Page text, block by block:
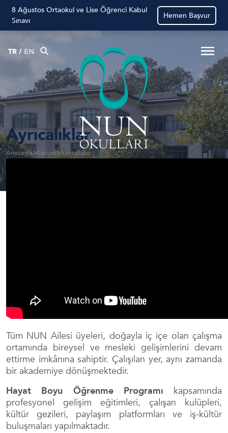
8 Ağustos Ortaokul ve Lise Öğrenci Kabul
Sınavı
Hemen Başvur
TR/ EN
Anasayfa Kariyer Ayrıcalıklar
Ayrıcalıklar
Tüm NUN Ailesi üyeleri, doğayla iç içe olan çalışma
ortamında bireysel ve mesleki gelişimlerini devam
ettirme imkânına sahiptir. Çalışılan yer, aynı zamanda
bir akademiye dönüşmektedir.
Hayat Boyu Öğrenme Programı kapsamında
profesyonel gelişim eğitimleri, çalışan kulüpleri,
kültür gezileri, paylaşım platformları ve iş-kültür
buluşmaları yapılmaktadır.